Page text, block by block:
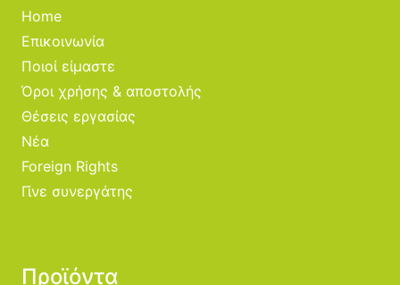
Home
Επικοινωνία
Ποιοί είμαστε
Όροι χρήσης & αποστολής
Θέσεις εργασίας
Νέα
Foreign Rights
Γίνε συνεργάτης
Προϊόντα